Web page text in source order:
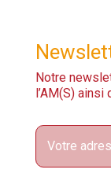
Notre
l’AM(S)